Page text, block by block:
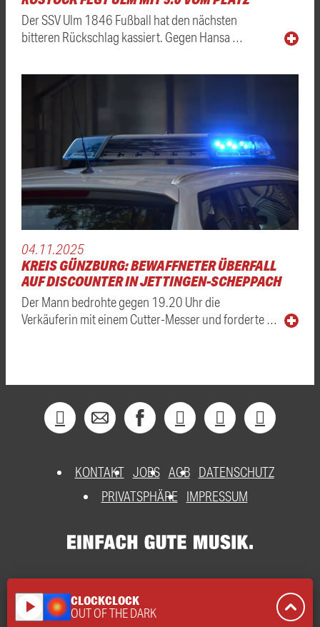
Der SSV Ulm 1846 Fußball hat den nächsten
bitteren Rückschlag kassiert. Gegen Hansa …
04.11.2025
KREIS GÜNZBURG: BEWAFFNETER ÜBERFALL
AUF DISCOUNTER IN JETTINGEN-SCHEPPACH
Der Mann bedrohte gegen 19.20 Uhr die
Verkäuferin mit einem Cutter-Messer und forderte …
KONTAKT JOBS AGB DATENSCHUTZ
PRIVATSPHÄRE
IMPRESSUM
play_arrow CLOCKCLOCK
OUT OF THE DARK